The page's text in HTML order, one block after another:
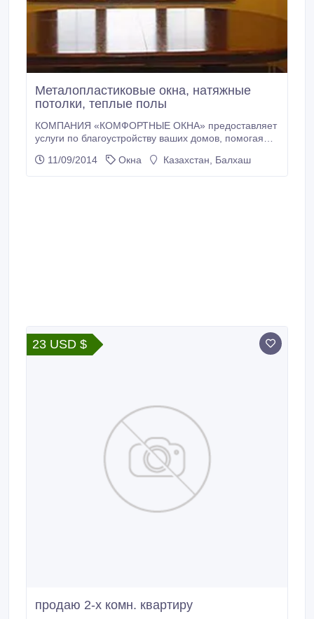
Металопластиковые окна, натяжные
потолки, теплые полы
КОМПАНИЯ «КОМФОРТНЫЕ ОКНА» предоставляет
услуги по благоустройству ваших домов, помогая
года. Рады вам предложить: - Качественное
11/09/2014 Окна Казахстан, Балхаш
23 USD $
продаю 2-х комн. квартиру